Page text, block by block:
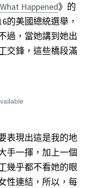
What Happened》的
的美國總統選舉，
過，當她講到她出
交鋒，這些橋段滿
表現出這是我的地
手一揮，加上一個
幾乎都不看她的眼
性連結，所以，每